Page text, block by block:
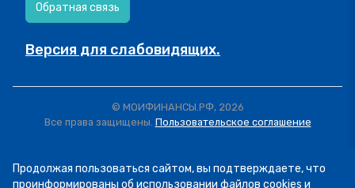
Обратная связь
Версия для слабовидящих.
© МОИФИНАНСЫ.РФ, 2026
Все права защищены. Пользовательское соглашение
Продолжая пользоваться сайтом, вы подтверждаете, что
проинформированы об использовании файлов cookies и